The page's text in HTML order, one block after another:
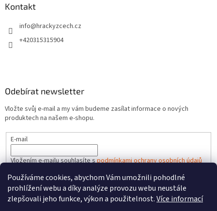
Používáme cookies, abychom Vám umožnili pohodlné
prohlížení webu a díky analýze provozu webu neustále
zlepšovali jeho funkce, výkon a použitelnost.Více informací
Kontakt
info@hrackyzcech.cz
+420315315904
Odebírat newsletter
Vložte svůj e-mail a my vám budeme zasílat informace o nových
produktech na našem e-shopu.
E-mail
Vložením e-mailu souhlasíte spodmínkami ochrany osobních údajů
PŘIHLÁSIT SE